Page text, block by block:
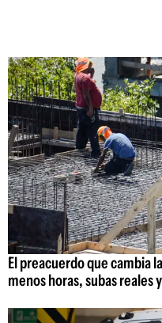
El preacuerdo que cambia
menos horas, subas reales